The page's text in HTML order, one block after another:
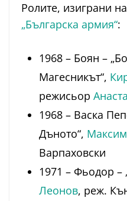
Ролите, изиграни
„Българска армия“:
1968 – Боян –
Магесникът“,
режисьор
1968 – Васка
Дъното“,
Варпаховски
1971 – Фьодор –
Леонов, реж.